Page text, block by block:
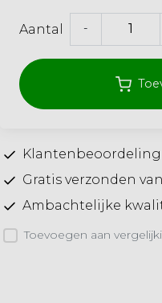
Aantal -
Klantenbeoordeling
Gratis verzonden
Ambachtelijke
Toevoegen aan